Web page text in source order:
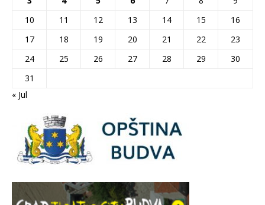
10
11 12 13 14 15
16
17
18 19 20 21 22
23
24
25 26 27 28 29
30
31
« Jul